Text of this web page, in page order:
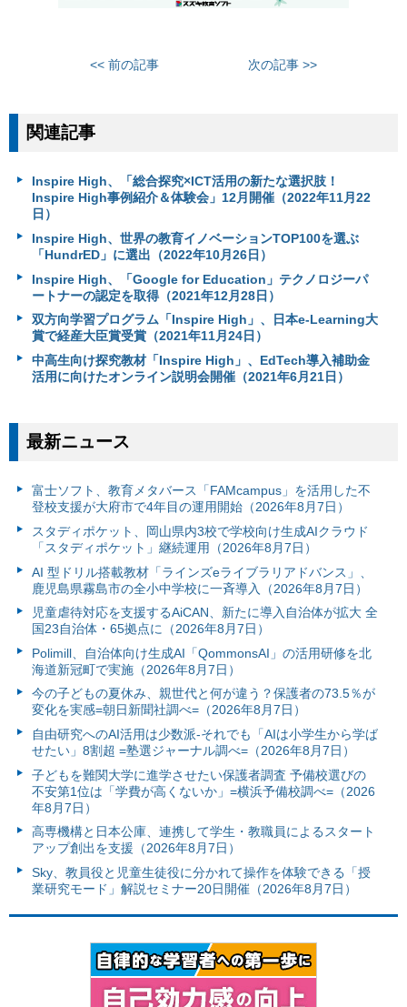
<< 前の記事 次の記事 >>
関連記事
Inspire High、「総合探究×ICT活用の新たな選択肢！
Inspire High事例紹介＆体験会」12月開催（2022年11月22
日）
Inspire High、世界の教育イノベーションTOP100を選ぶ
「HundrED」に選出（2022年10月26日）
Inspire High、「Google for Education」テクノロジーパ
ートナーの認定を取得（2021年12月28日）
双方向学習プログラム「Inspire High」、日本e-Learning大
賞で経産大臣賞受賞（2021年11月24日）
中高生向け探究教材「Inspire High」、EdTech導入補助金
活用に向けたオンライン説明会開催（2021年6月21日）
最新ニュース
富⼠ソフト、教育メタバース「FAMcampus」を活用した不
登校支援が大府市で4年目の運用開始（2026年8月7日）
スタディポケット、岡山県内3校で学校向け生成AIクラウド
「スタディポケット」継続運用（2026年8月7日）
AI 型ドリル搭載教材「ラインズeライブラリアドバンス」、
鹿児島県霧島市の全小中学校に一斉導入（2026年8月7日）
児童虐待対応を支援するAiCAN、新たに導入自治体が拡大 全
国23自治体・65拠点に（2026年8月7日）
Polimill、自治体向け生成AI「QommonsAI」の活用研修を北
海道新冠町で実施（2026年8月7日）
今の子どもの夏休み、親世代と何が違う？保護者の73.5％が
変化を実感=朝日新聞社調べ=（2026年8月7日）
自由研究へのAI活用は少数派-それでも「AIは小学生から学ば
せたい」8割超 =塾選ジャーナル調べ=（2026年8月7日）
子どもを難関大学に進学させたい保護者調査 予備校選びの
不安第1位は「学費が高くないか」=横浜予備校調べ=（2026
年8月7日）
高専機構と日本公庫、連携して学生・教職員によるスタート
アップ創出を支援（2026年8月7日）
Sky、教員役と児童生徒役に分かれて操作を体験できる「授
業研究モード」解説セミナー20日開催（2026年8月7日）